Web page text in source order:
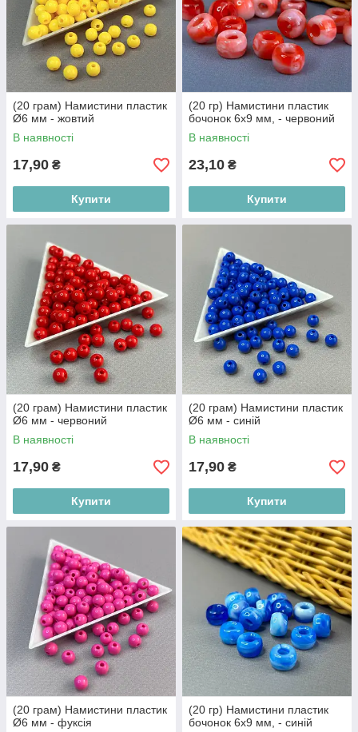
(20 грам) Намистини пластик
Ø6 мм - жовтий
В наявності
17,90 ₴
Купити
(20 гр) Намистини пластик
бочонок 6х9 мм, - червоний
В наявності
23,10 ₴
Купити
(20 грам) Намистини пластик
Ø6 мм - червоний
В наявності
17,90 ₴
Купити
(20 грам) Намистини пластик
Ø6 мм - синій
В наявності
17,90 ₴
Купити
(20 грам) Намистини пластик
Ø6 мм - фуксія
(20 гр) Намистини пластик
бочонок 6х9 мм, - синій